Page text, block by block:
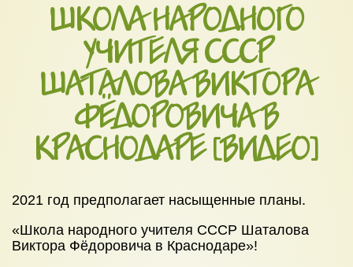
Наши документы
Наши достижения
Советы родителям
Фотогалерея
УСЛУГИ
Детский сад
НОВОСТИ
ЦЕНЫ
НАБОР В ШКОЛУ 2026
ШКОЛА НАРОДНОГО
УЧИТЕЛЯ СССР
ШАТАЛОВА ВИКТОРА
ФЁДОРОВИЧА В
КРАСНОДАРЕ [ВИДЕО]
2021 год предполагает насыщенные планы.
«Школа народного учителя СССР Шаталова
Виктора Фёдоровича в Краснодаре»!